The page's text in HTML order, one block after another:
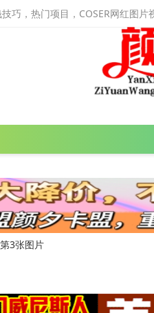
巧，热门项目，COSER网红图片